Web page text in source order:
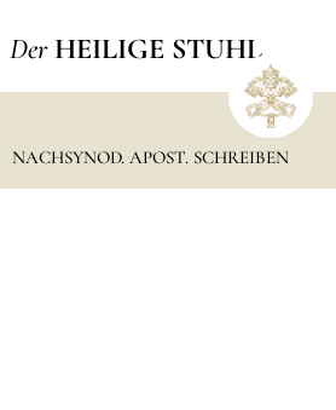
Der HEILIGE STUHL
NACHSYNOD. APOST. SCHREIBEN